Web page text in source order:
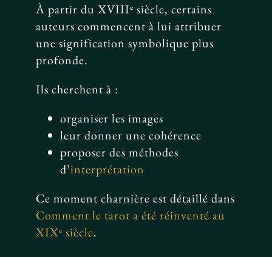
À partir du XVIIIᵉ siècle, certains
auteurs commencent à lui attribuer
une signification symbolique plus
profonde.
Ils cherchent à :
organiser les images
leur donner une cohérence
proposer des méthodes
d’interprétation
Ce moment charnière est détaillé dans
Comment le tarot a été réinventé au
XIXᵉ siècle.